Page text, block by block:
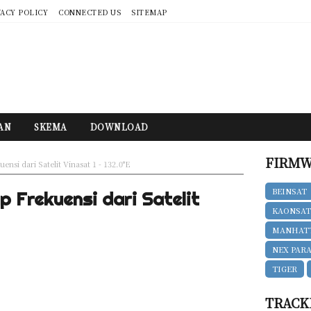
POLICY CONNECTED US SITEMAP
SKEMA DOWNLOAD
dari Satelit Vinasat 1 - 132.0°E
Frekuensi dari Satelit
BEINSAT
KAONSAT
NEX
TIGER